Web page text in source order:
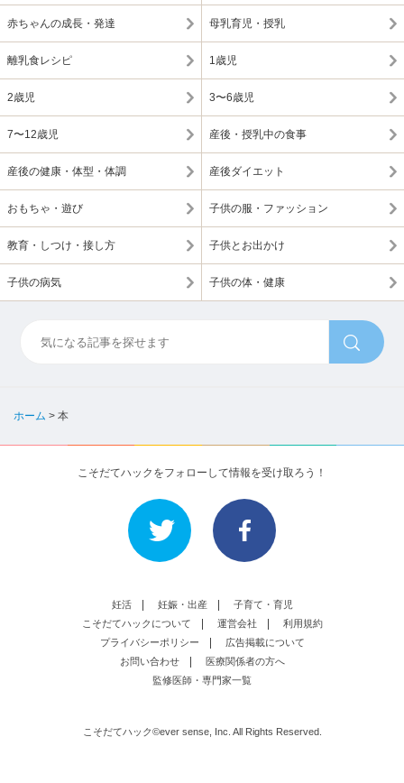
赤ちゃんの成長・発達 母乳育児・授乳
離乳食レシピ 1歳児
2歳児 3〜6歳児
7〜12歳児 産後・授乳中の食事
産後の健康・体型・体調 産後ダイエット
おもちゃ・遊び 子供の服・ファッション
教育・しつけ・接し方 子供とお出かけ
子供の病気 子供の体・健康
ホーム > 本
こそだてハックをフォローして情報を受け取ろう！
妊活 妊娠・出産
子育て・育児
こそだてハックについて
運営会社
利用規約
プライバシーポリシー
広告掲載について
お問い合わせ
医療関係者の方へ
監修医師・専門家一覧
こそだてハック©ever sense, Inc. All Rights Reserved.